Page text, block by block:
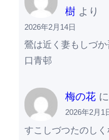
樹より
2026年2月14日
鶯は近く妻もし
口青邨
梅の花に
2026年2月1
すこしづつたのし